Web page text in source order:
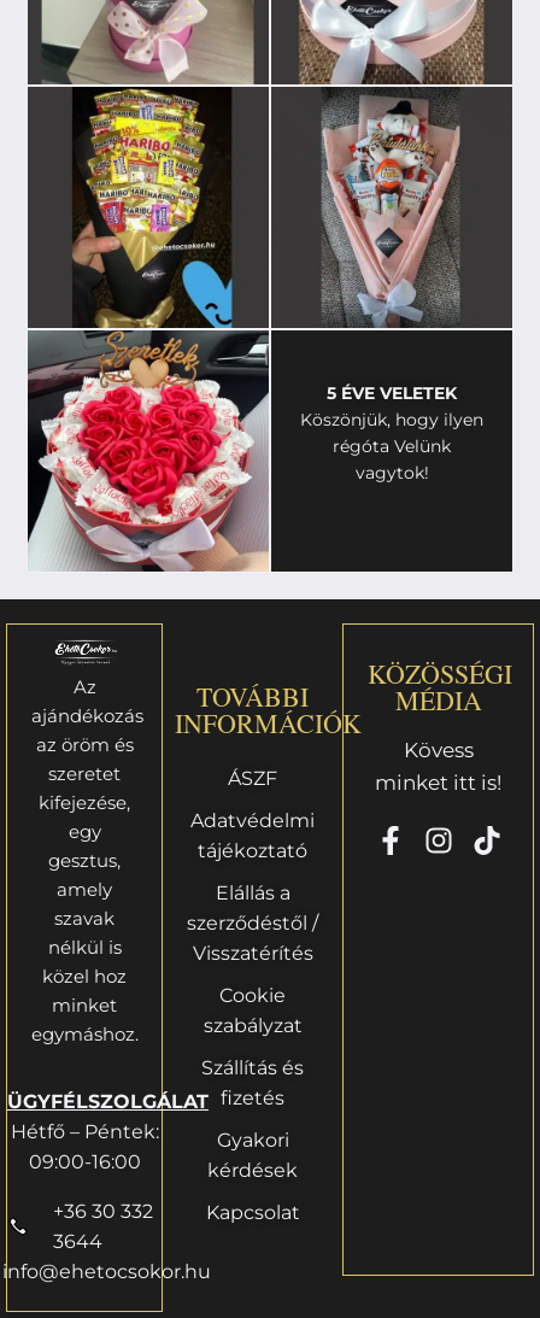
5 ÉVE VELETEK
Köszönjük, hogy ilyen
régóta Velünk
vagytok!
Az
ajándékozás
az öröm és
szeretet
kifejezése,
egy
gesztus,
amely
szavak
nélkül is
közel hoz
minket
egymáshoz.
ÜGYFÉLSZOLGÁLAT
Hétfő – Péntek:
09:00-16:00
+36 30 332
3644
info@ehetocsokor.hu
TOVÁBBI
INFORMÁCIÓK
ÁSZF
Adatvédelmi
tájékoztató
Elállás a
szerződéstől /
Visszatérítés
Cookie
szabályzat
Szállítás és
fizetés
Gyakori
kérdések
Kapcsolat
KÖZÖSSÉGI
MÉDIA
Kövess
minket itt is!